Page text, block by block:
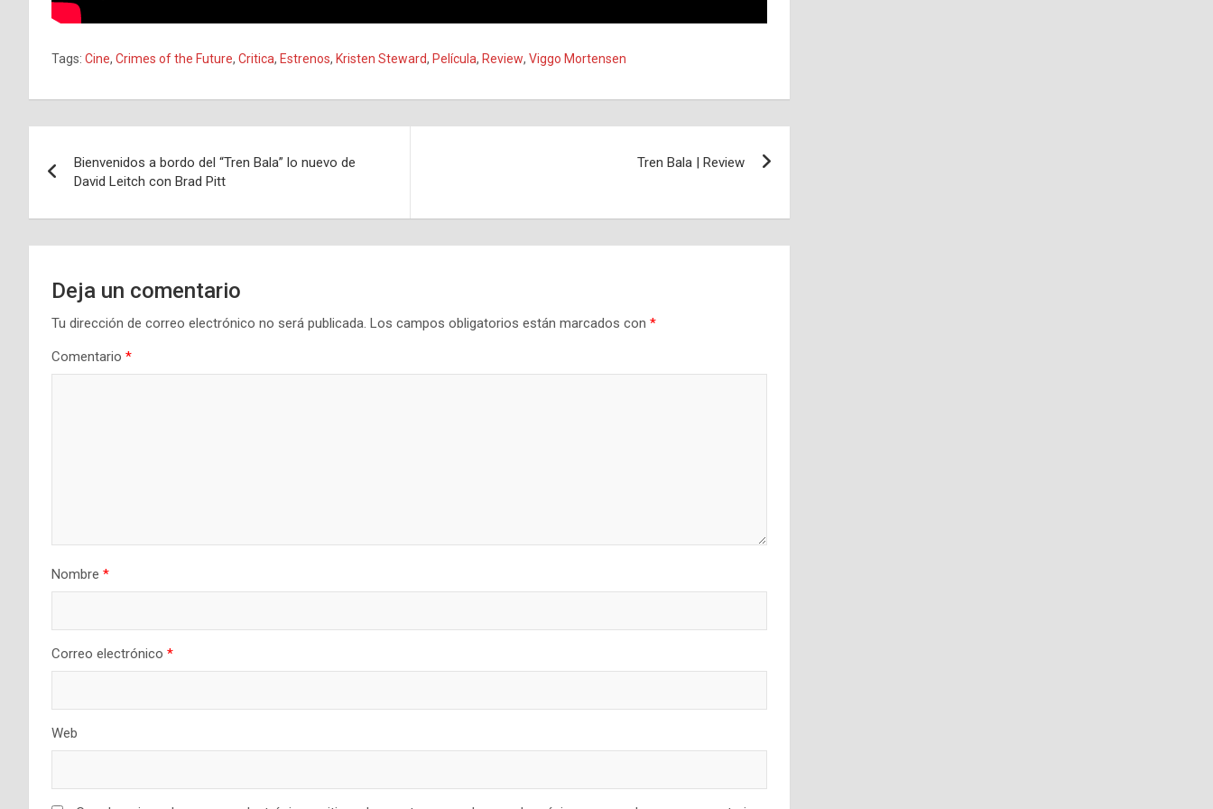
Tags: Cine, Crimes of the Future, Critica, Estrenos, Kristen Steward, Película, Review, Viggo Mortensen
de
entradas
Bienvenidos a bordo del “Tren Bala” lo nuevo de
David Leitch con Brad Pitt
Tren Bala | Review
Deja un comentario
Tu dirección de correo electrónico no será publicada. Los campos obligatorios están marcados con *
Comentario *
Nombre *
Correo electrónico *
Web